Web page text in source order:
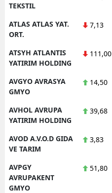
TEKSTIL
ATLAS ATLAS YAT.
ORT.
7,13
ATSYH ATLANTIS
YATIRIM HOLDING
111,00
AVGYO AVRASYA
GMYO
14,50
AVHOL AVRUPA
YATIRIM HOLDING
39,68
AVOD A.V.O.D GIDA
VE TARIM
3,83
AVPGY
AVRUPAKENT
GMYO
51,80